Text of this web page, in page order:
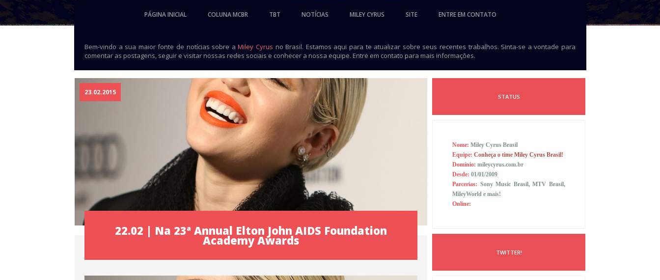
PÁGINA INICIAL COLUNA MCBR TBT NOTÍCIAS MILEY CYRUS SITE ENTRE EM CONTATO
Bem-vindo a sua maior fonte de notícias sobre aMiley Cyrus no Brasil. Estamos aqui para te atualizar sobre seus recentes trabalhos. Sinta-se a vontade para
comentar as postagens, seguir e visitar nossas redes sociais e conhecer a nossa equipe. Entre em contato para mais informações.
23.02.2015
22.02 | Na 23ª Annual Elton John AIDS Foundation
Academy Awards
STATUS
Nome: Miley Cyrus Brasil
Equipe: Conheça o time Miley Cyrus Brasil!
Domínio: mileycyrus.com.br
Desde: 01/01/2009
Parcerias: Sony Music Brasil, MTV Brasil,
MileyWorld e mais!
Online:
TWITTER!